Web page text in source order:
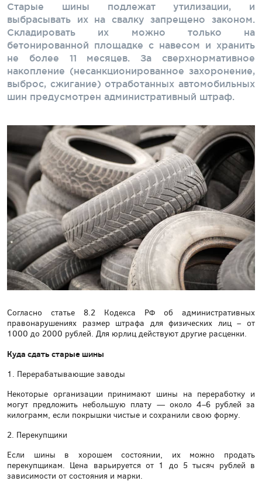
Старые шины подлежат утилизации, и
выбрасывать их на свалку запрещено законом.
Складировать их можно только на
бетонированной площадке с навесом и хранить
не более 11 месяцев. За сверхнормативное
накопление (несанкционированное захоронение,
выброс, сжигание) отработанных автомобильных
шин предусмотрен административный штраф.
Согласно статье 8.2 Кодекса РФ об административных
правонарушениях размер штрафа для физических лиц – от
1000 до 2000 рублей. Для юрлиц действуют другие расценки.
Куда сдать старые шины
1. Перерабатывающие заводы
Некоторые организации принимают шины на переработку и
могут предложить небольшую плату — около 4–6 рублей за
килограмм, если покрышки чистые и сохранили свою форму.
2. Перекупщики
Если шины в хорошем состоянии, их можно продать
перекупщикам. Цена варьируется от 1 до 5 тысяч рублей в
зависимости от состояния и марки.